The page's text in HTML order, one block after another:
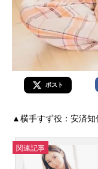
ポスト
▲横手すず役：安済知
関連記事